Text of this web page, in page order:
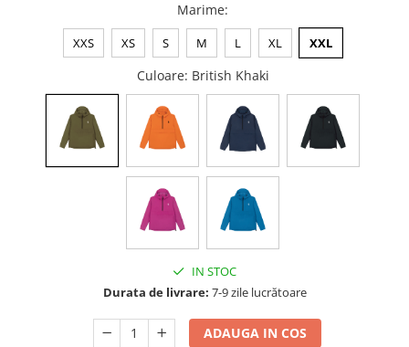
Marime:
XXS XS S M L XL XXL
Culoare: British Khaki
IN STOC
Durata de livrare: 7-9 zile lucrătoare
ADAUGA IN COS